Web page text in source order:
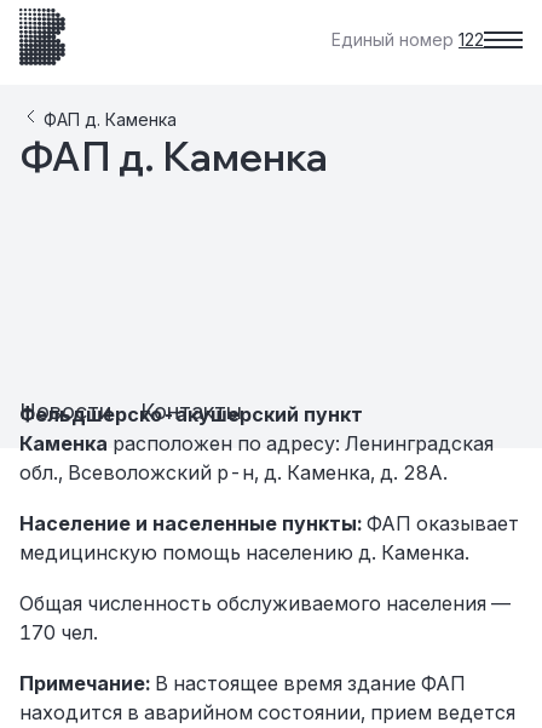
Единый номер 122
ФАП д. Каменка
ФАП д. Каменка
Новости Контакты
Фельдшерско-акушерский пункт
Каменка расположен по адресу: Ленинградская
обл., Всеволожский р-н, д. Каменка, д. 28А.
Население и населенные пункты: ФАП оказывает
медицинскую помощь населению д. Каменка.
Общая численность обслуживаемого населения —
170 чел.
Примечание: В настоящее время здание ФАП
находится в аварийном состоянии, прием ведется